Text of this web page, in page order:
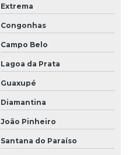
Extrema
Congonhas
Campo Belo
Lagoa da Prata
Guaxupé
Diamantina
João Pinheiro
Santana do Paraíso